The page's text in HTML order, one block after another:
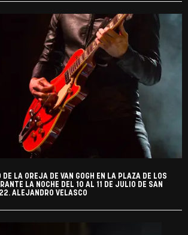
DE LA OREJA DE VAN GOGH EN LA PLAZA DE LOS
LA NOCHE DEL 10 AL 11 DE JULIO DE SAN
ALEJANDRO VELASCO